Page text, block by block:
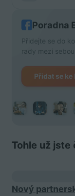
Poradna
Přidejte se do
rady mezi sebou.
Přidat se
Tohle už jste
Nový